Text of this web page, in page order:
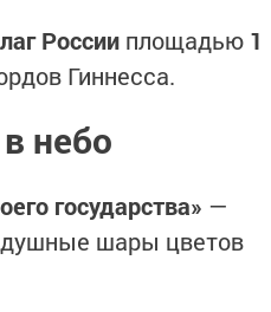
России площадью 1
Гиннесса.
небо
государства» —
шары цветов